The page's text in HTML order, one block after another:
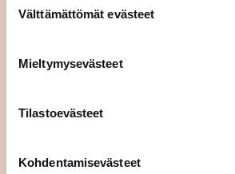
Välttämättömät evästeet
Mieltymysevästeet
Tilastoevästeet
Kohdentamisevästeet